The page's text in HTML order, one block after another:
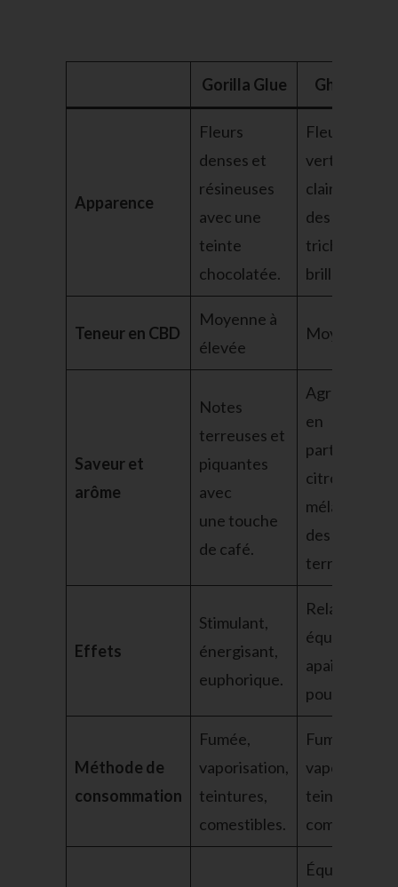
Gorilla Glue Ghost OG
Apparence
Fleurs
denses et
résineuses
avec une
teinte
chocolatée.
Fleurs
vertes
claires avec
des
trichomes
brillants.
Teneur en CBD
Moyenne à
élevée
Moyenne
Saveur et
arôme
Notes
terreuses et
piquantes
avec
une touche
de café.
Agrumes,
en
particulier le
citron,
mélangé à
des notes
terreuses.
Effets
Stimulant,
énergisant,
euphorique.
Relaxant,
équilibré,
apaisant
pour l’esprit.
Méthode de
consommation
Fumée,
vaporisation,
teintures,
comestibles.
Fumée,
vaporisation,
teintures,
comestibles.
Équilibre,